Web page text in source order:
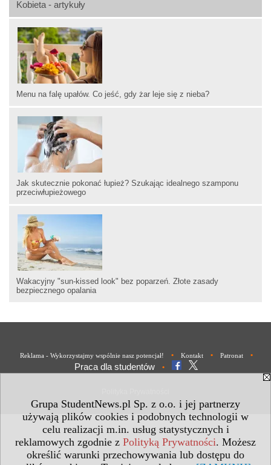
Grupa StudentNews.pl Sp. z o.o. i jej partnerzy
używają plików cookies i podobnych technologii w
celu realizacji m.in. usług statystycznych i
reklamowych zgodnie z Polityką Prywatności. Możesz
określić warunki przechowywania lub dostępu do
Kobieta - artykuły
Menu na falę upałów. Co jeść, gdy żar leje się z nieba?
Jak skutecznie pokonać łupież? Szukając idealnego szamponu
przeciwłupieżowego
Wakacyjny "sun-kissed look" bez poparzeń. Złote zasady
bezpiecznego opalania
Reklama - Wykorzystajmy wspólnie nasz potencjał! • Kontakt • Patronat •
Praca dla studentów •